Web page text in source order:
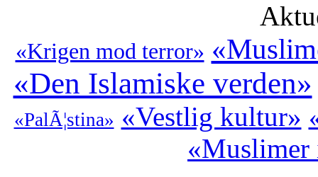
«Krigen mod terror»
«Den Islamiske verden»
«PalÃ¦stina» «Vestlig kultur»
«Muslimer